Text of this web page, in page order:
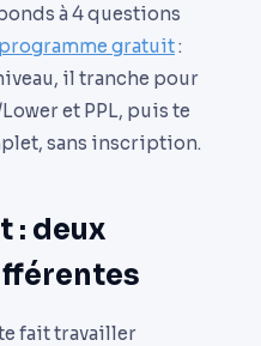
à 4 questions
gratuit:
il tranche pour
et PPL, puis te
sans inscription.
: deux
fait travailler